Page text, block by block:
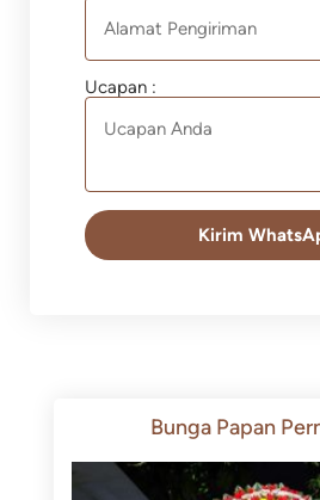
Ucapan :
Kirim
Bunga Papan